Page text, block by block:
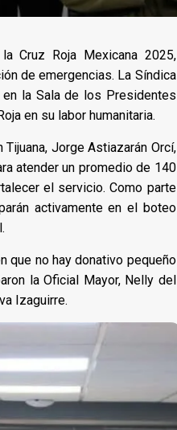
Cruz Roja Mexicana 2025,
de emergencias. La Síndica
en la Sala de los Presidentes
en su labor humanitaria.
Jorge Astiazarán Orcí,
atender un promedio de 140
el servicio. Como parte
activamente en el boteo
que no hay donativo pequeño
la Oficial Mayor, Nelly del
Izaguirre.